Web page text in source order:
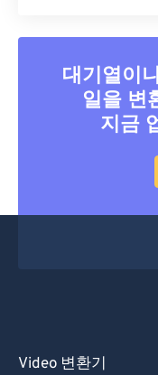
대기열이
일을 변
지금
Video 변환기